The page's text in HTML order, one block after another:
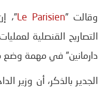
وقالت ”Le Parisien”،
التصاريح القنصلية
دارمانين” في مهمة وضع
الجدير بالذكر، أن وزير